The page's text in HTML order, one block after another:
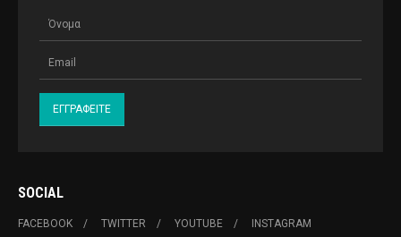
SOCIAL
FACEBOOK TWITTER YOUTUBE INSTAGRAM